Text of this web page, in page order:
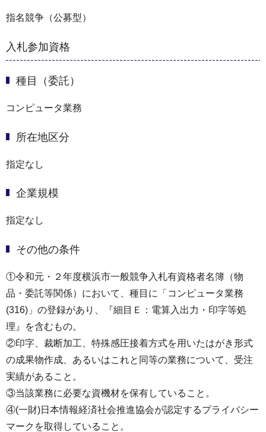
指名競争（公募型）
入札参加資格
種目（委託）
コンピュータ業務
所在地区分
指定なし
企業規模
指定なし
その他の条件
①令和元・２年度横浜市一般競争入札有資格者名簿（物
品・委託等関係）において、種目に「コンピュータ業務
(316)」の登録があり、『細目Ｅ：電算入出力・印字等処
理』を含むもの。
②印字、裁断加工、特殊感圧接着方式を用いたはがき形式
の成果物作成、あるいはこれと同等の業務について、受注
実績があること。
③当該業務に必要な資機材を保有していること。
④(一財)日本情報経済社会推進協会が認定するプライバシー
マークを取得していること。